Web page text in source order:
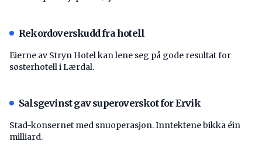
Rekordoverskudd fra hotell
Eierne av Stryn Hotel kan lene seg på gode resultat for
søsterhotell i Lærdal.
Salsgevinst gav superoverskot for Ervik
Stad-konsernet med snuoperasjon. Inntektene bikka éin
milliard.